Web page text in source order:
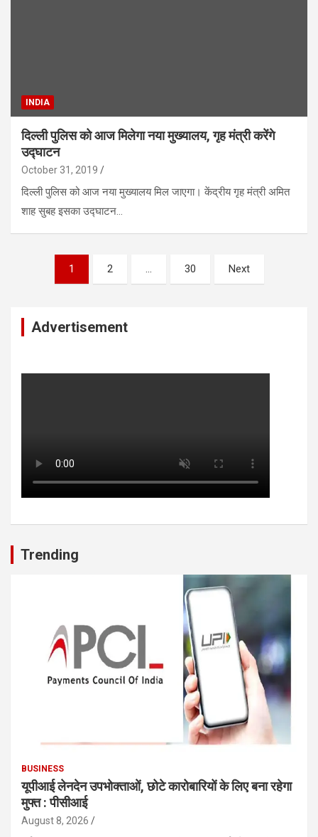
INDIA
दिल्ली पुलिस को आज मिलेगा नया मुख्यालय, गृह मंत्री करेंगे
उद्घाटन
October 31, 2019
दिल्ली पुलिस को आज नया मुख्यालय मिल जाएगा। केंद्रीय गृह मंत्री अमित
शाह सुबह इसका उद्घाटन…
pagination
1 2 30 Next
Advertisement
Trending
BUSINESS
यूपीआई लेनदेन उपभोक्ताओं, छोटे कारोबारियों के लिए बना रहेगा
मुफ्त : पीसीआई
August 8, 2026